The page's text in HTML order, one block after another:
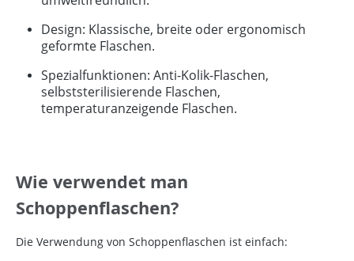
Design: Klassische, breite oder ergonomisch
geformte Flaschen.
Spezialfunktionen: Anti-Kolik-Flaschen,
selbststerilisierende Flaschen,
temperaturanzeigende Flaschen.
Wie verwendet man
Schoppenflaschen?
Die Verwendung von Schoppenflaschen ist einfach: